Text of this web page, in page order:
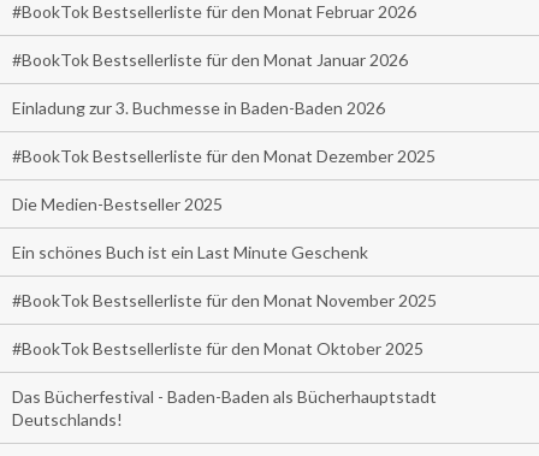
#BookTok Bestsellerliste für den Monat Februar 2026
#BookTok Bestsellerliste für den Monat Januar 2026
Einladung zur 3. Buchmesse in Baden-Baden 2026
#BookTok Bestsellerliste für den Monat Dezember 2025
Die Medien-Bestseller 2025
Ein schönes Buch ist ein Last Minute Geschenk
#BookTok Bestsellerliste für den Monat November 2025
#BookTok Bestsellerliste für den Monat Oktober 2025
Das Bücherfestival - Baden-Baden als Bücherhauptstadt
Deutschlands!